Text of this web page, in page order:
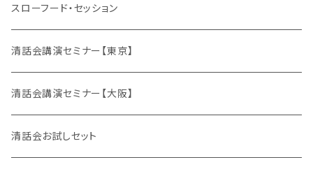
スローフード・セッション
清話会講演セミナー【東京】
清話会講演セミナー【大阪】
清話会お試しセット